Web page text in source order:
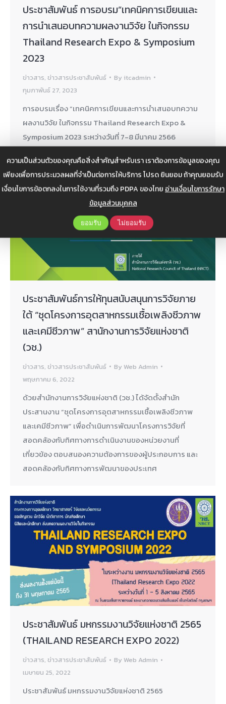
ความเป็นส่วนตัวของคุณคือสิ่งสำคัญสำหรับเรา เราต้องการข้อมูลของคุณ
เพียงเพื่อการประมวลผลที่จำเป็นต่อการให้บริการ โปรด ยินยอม ถ้าคุณยอมรับ
เงื่อนไขการข้อตกลงในการใช้งานที่รวมถึง PDPA ของไทย อ่านเงื่อนไขการรักษา
ข้อมูลส่วนบุคคล
ยอมรับ ไม่ยอมรับ
ประชาสัมพันธ์ การอบรม”เทคนิคการเขียนและ
การนำเสนอบทความผลงานวิจัย ในกิจกรรม
Thailand Research Expo & Symposium
2023
ข่าวสาร, ข่าวสารประชาสัมพันธ์ By itcadmin
กุมภาพันธ์ 27, 2023
การอบรมเรื่อง “เทคนิคการเขียนและการนำเสนอบทความ
ผลงานวิจัย ในกิจกรรม Thailand Research Expo &
Symposium 2023 ระหว่างวันที่ 7-8 มีนาคม 2566
ประชาสัมพันธ์การให้ทุนสนับสนุนการวิจัยภาย
ใต้ “ชุดโครงการอุตสาหกรรมเชื้อเพลิงชีวภาพ
และเคมีชีวภาพ” สานักงานการวิจัยแห่งชาติ
(วช.)
ข่าวสาร, ข่าวสารประชาสัมพันธ์ By Web Admin
พฤษภาคม 6, 2022
ด้วยสำนักงานการวิจัยแห่งชาติ (วช.) ได้จัดตั้งสำนัก
ประสานงาน “ชุดโครงการอุตสาหกรรมเชื้อเพลิงชีวภาพ
และเคมีชีวภาพ” เพื่อดำเนินการพัฒนาโครงการวิจัยที่
สอดคล้องกับทิศทางการดำเนินงานของหน่วยงานที่
เกี่ยวข้อง ตอบสนองความต้องการของผู้ประกอบการ และ
สอดคล้องกับทิศทางการพัฒนาของประเทศ
ประชาสัมพันธ์ มหกรรมงานวิจัยแห่งชาติ 2565
(THAILAND RESEARCH EXPO 2022)
ข่าวสาร, ข่าวสารประชาสัมพันธ์ By Web Admin
เมษายน 25, 2022
ประชาสัมพันธ์ มหกรรมงานวิจัยแห่งชาติ 2565